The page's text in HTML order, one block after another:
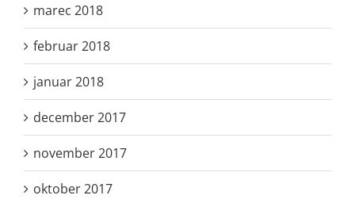
marec 2018
februar 2018
januar 2018
december 2017
november 2017
oktober 2017